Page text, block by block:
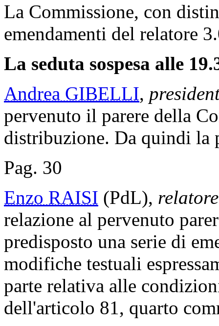
La Commissione, con
emendamenti del relatore
La seduta sospesa alle
Andrea GIBELLI,
pervenuto il parere della
distribuzione. Da quindi la
Pag. 30
Enzo RAISI (PdL),
relazione al pervenuto
predisposto una serie di
modifiche testuali
parte relativa alle
dell'articolo 81, quarto